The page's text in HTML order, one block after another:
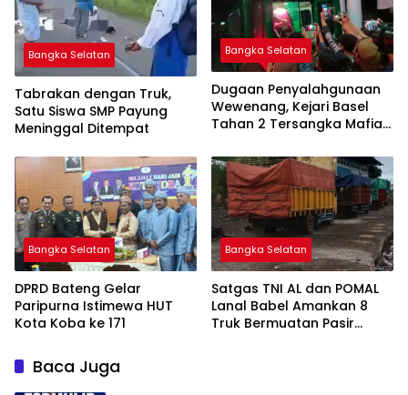
Bangka Selatan
Tabrakan dengan Truk,
Satu Siswa SMP Payung
Meninggal Ditempat
Bangka Selatan
Dugaan Penyalahgunaan
Wewenang, Kejari Basel
Tahan 2 Tersangka Mafia
Bangka Selatan
DPRD Bateng Gelar
Paripurna Istimewa HUT
Kota Koba ke 171
Bangka Selatan
Satgas TNI AL dan POMAL
Lanal Babel Amankan 8
Truk Bermuatan Pasir
Baca Juga